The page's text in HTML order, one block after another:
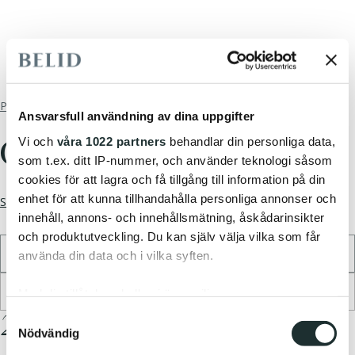
Ansvarsfull användning av dina uppgifter
Vi och våra 1022 partners behandlar din personliga data,
som t.ex. ditt IP-nummer, och använder teknologi såsom
cookies för att lagra och få tillgång till information på din
enhet för att kunna tillhandahålla personliga annonser och
innehåll, annons- och innehållsmätning, åskådarinsikter
och produktutveckling. Du kan själv välja vilka som får
använda din data och i vilka syften.
som kan ha en noggrannhet på upp till flera meter
Samtyckesval
Nödvändig
Products
CIRKLO OPAL GLASS
See full collection
33cm
23.95 EUR